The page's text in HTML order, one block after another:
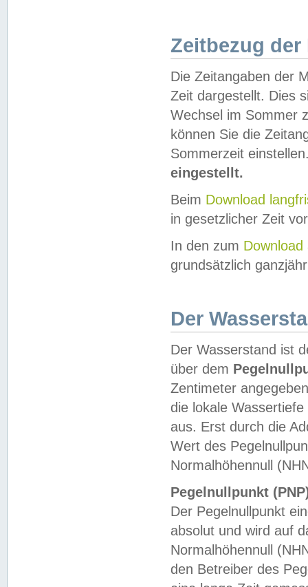
Zeitbezug der
Die Zeitangaben der
Zeit dargestellt. Dies
Wechsel im Sommer
können Sie die
Sommerzeit
eingestellt.
Beim Download
in gesetzlicher Zeit
In den zum Download
grundsätzlich
Der
Der Wasserstand ist
über dem
Zentimeter
die lokale
aus. Erst durch die
Wert des
Normalhöhennull
Pegelnullpunkt
Der Pegelnullpunkt
absolut und wird auf
Normalhöhennull
den Betreiber des